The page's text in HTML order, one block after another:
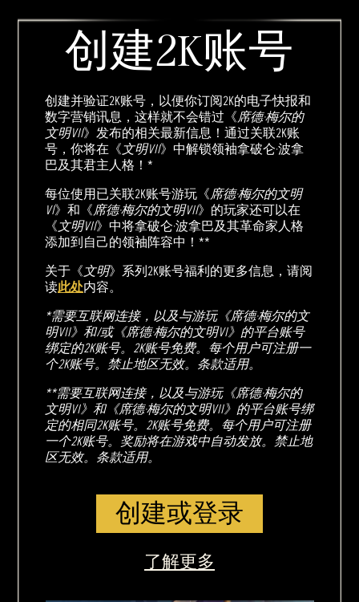
创建2K账号
创建并验证2K账号，以便你订阅2K的电子快报和
数字营销讯息，这样就不会错过《席德·梅尔的
文明VII》发布的相关最新信息！通过关联2K账
号，你将在《文明VII》中解锁领袖拿破仑·波拿
巴及其君主人格！*
每位使用已关联2K账号游玩《席德·梅尔的文明
VI》和《席德·梅尔的文明VII》的玩家还可以在
《文明VII》中将拿破仑·波拿巴及其革命家人格
添加到自己的领袖阵容中！**
关于《文明》系列2K账号福利的更多信息，请阅
读此处内容。
*需要互联网连接，以及与游玩《席德·梅尔的文
明VII》和/或《席德·梅尔的文明VI》的平台账号
绑定的2K账号。2K账号免费。每个用户可注册一
个2K账号。禁止地区无效。条款适用。
**需要互联网连接，以及与游玩《席德·梅尔的
文明VI》和《席德·梅尔的文明VII》的平台账号绑
定的相同2K账号。2K账号免费。每个用户可注册
一个2K账号。奖励将在游戏中自动发放。禁止地
区无效。条款适用。
创建或登录
了解更多